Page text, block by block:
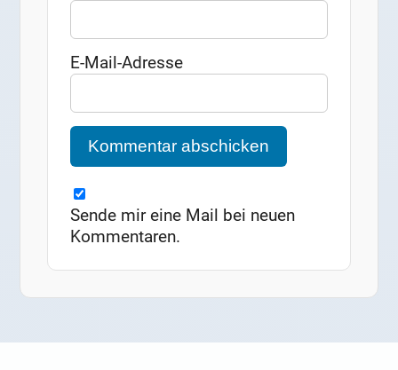
E-Mail-Adresse
Sende mir eine Mail bei neuen
Kommentaren.